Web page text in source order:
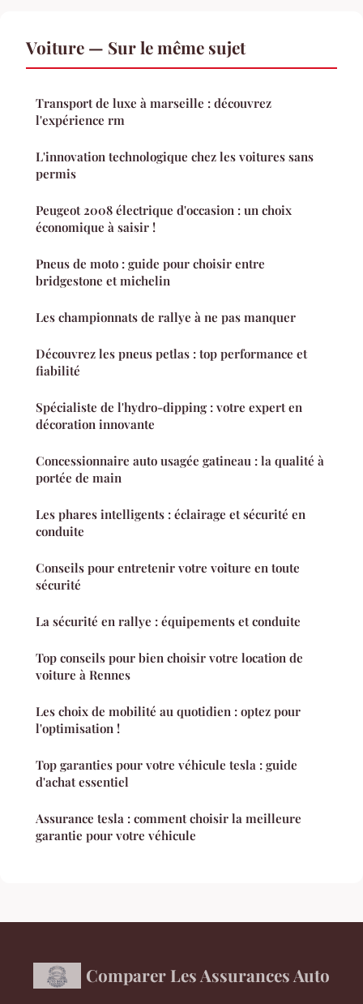
Voiture — Sur le même sujet
Transport de luxe à marseille : découvrez
l'expérience rm
L'innovation technologique chez les voitures sans
permis
Peugeot 2008 électrique d'occasion : un choix
économique à saisir !
Pneus de moto : guide pour choisir entre
bridgestone et michelin
Les championnats de rallye à ne pas manquer
Découvrez les pneus petlas : top performance et
fiabilité
Spécialiste de l'hydro-dipping : votre expert en
décoration innovante
Concessionnaire auto usagée gatineau : la qualité à
portée de main
Les phares intelligents : éclairage et sécurité en
conduite
Conseils pour entretenir votre voiture en toute
sécurité
La sécurité en rallye : équipements et conduite
Top conseils pour bien choisir votre location de
voiture à Rennes
Les choix de mobilité au quotidien : optez pour
l'optimisation !
Top garanties pour votre véhicule tesla : guide
d'achat essentiel
Assurance tesla : comment choisir la meilleure
garantie pour votre véhicule
Comparer Les Assurances Auto